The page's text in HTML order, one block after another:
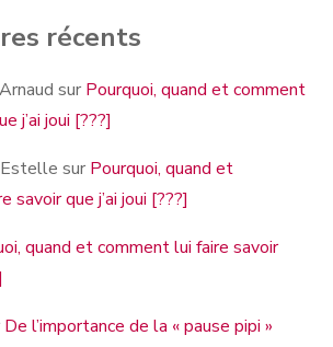
récents
sur Pourquoi, quand et comment
j’ai joui [???]
sur Pourquoi, quand et
savoir que j’ai joui [???]
quand et comment lui faire savoir
De l’importance de la « pause pipi »